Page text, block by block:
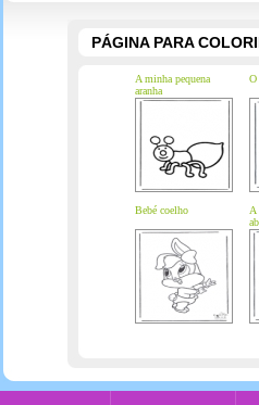
PÁGINA PARA
A minha pequena
aranha
O
Bebé coelho
A